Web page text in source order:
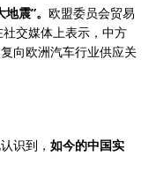
震”。 欧盟委员会贸易
交媒体上表示，中方
向欧洲汽车行业供应关
识到， 如今的中国实